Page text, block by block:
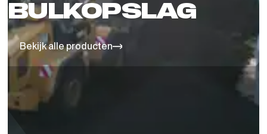
BULKOPSLAG
Bekijk alle producten